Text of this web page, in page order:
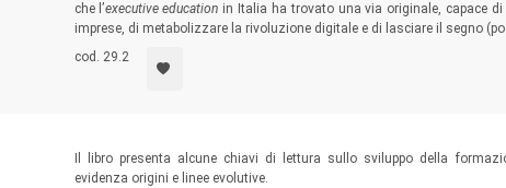
che l’executive education in Italia ha trovato una via originale, capace
imprese, di metabolizzare la rivoluzione digitale e di lasciare il segno
cod. 29.2
Il libro presenta alcune chiavi di lettura sullo sviluppo della
evidenza origini e linee evolutive.